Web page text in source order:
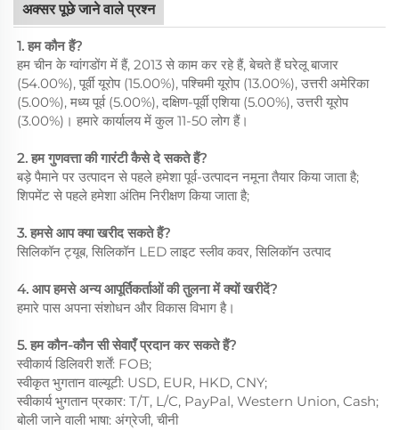
अक्सर पूछे जाने वाले प्रश्न
1. हम कौन हैं?
हम चीन के ग्वांगडोंग में हैं, 2013 से काम कर रहे हैं, बेचते हैं घरेलू बाजार
(54.00%), पूर्वी यूरोप (15.00%), पश्चिमी यूरोप (13.00%), उत्तरी अमेरिका
(5.00%), मध्य पूर्व (5.00%), दक्षिण-पूर्वी एशिया (5.00%), उत्तरी यूरोप
(3.00%)। हमारे कार्यालय में कुल 11-50 लोग हैं।
2. हम गुणवत्ता की गारंटी कैसे दे सकते हैं?
बड़े पैमाने पर उत्पादन से पहले हमेशा पूर्व-उत्पादन नमूना तैयार किया जाता है;
शिपमेंट से पहले हमेशा अंतिम निरीक्षण किया जाता है;
3. हमसे आप क्या खरीद सकते हैं?
सिलिकॉन ट्यूब, सिलिकॉन LED लाइट स्लीव कवर, सिलिकॉन उत्पाद
4. आप हमसे अन्य आपूर्तिकर्ताओं की तुलना में क्यों खरीदें?
हमारे पास अपना संशोधन और विकास विभाग है।
5. हम कौन-कौन सी सेवाएँ प्रदान कर सकते हैं?
स्वीकार्य डिलिवरी शर्तें: FOB;
स्वीकृत भुगतान वाल्यूटी: USD, EUR, HKD, CNY;
स्वीकार्य भुगतान प्रकार: T/T, L/C, PayPal, Western Union, Cash;
बोली जाने वाली भाषा: अंग्रेजी, चीनी